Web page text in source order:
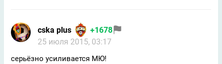
cska plus
+1678
25 июля 2015, 03:17
серьёзно усиливается МЮ!